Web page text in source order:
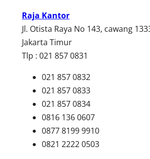
Raja Kantor
Jl. Otista Raya No 143, cawang
Jakarta Timur
Tlp : 021 857 0831
021 857 0832
021 857 0833
021 857 0834
0816 136 0607
0877 8199 9910
0821 2222 0503